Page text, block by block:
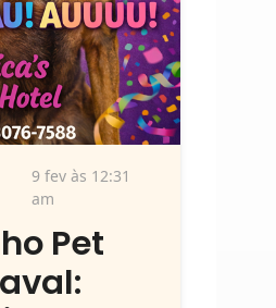
9 fev às 12:31
am
Pet